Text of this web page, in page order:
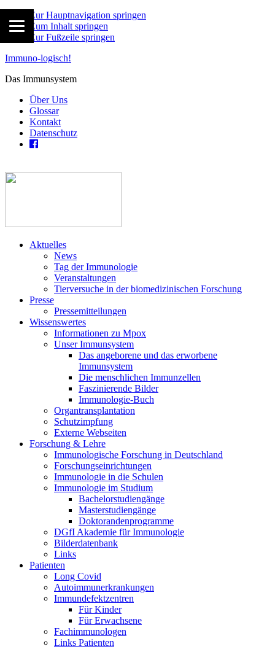
Zur Hauptnavigation springen
Zum Inhalt springen
Zur Fußzeile springen
Immuno-logisch!
Das Immunsystem
Über Uns
Glossar
Kontakt
Datenschutz
Aktuelles
News
Tag der Immunologie
Veranstaltungen
Tierversuche in der biomedizinischen Forschung
Presse
Pressemitteilungen
Wissenswertes
Informationen zu Mpox
Unser Immunsystem
Das angeborene und das erworbene
Immunsystem
Die menschlichen Immunzellen
Faszinierende Bilder
Immunologie-Buch
Organtransplantation
Schutzimpfung
Externe Webseiten
Forschung & Lehre
Immunologische Forschung in Deutschland
Forschungseinrichtungen
Immunologie in die Schulen
Immunologie im Studium
Bachelorstudiengänge
Masterstudiengänge
Doktorandenprogramme
DGfI Akademie für Immunologie
Bilderdatenbank
Links
Patienten
Long Covid
Autoimmunerkrankungen
Immundefektzentren
Für Kinder
Für Erwachsene
Fachimmunologen
Links Patienten